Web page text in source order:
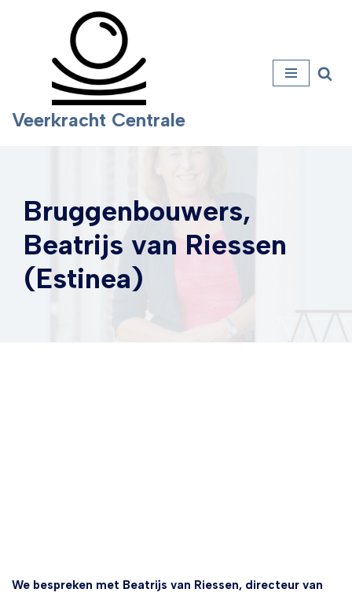
Veerkracht Centrale
Bruggenbouwers,
Beatrijs van Riessen
(Estinea)
We bespreken met Beatrijs van Riessen, directeur van